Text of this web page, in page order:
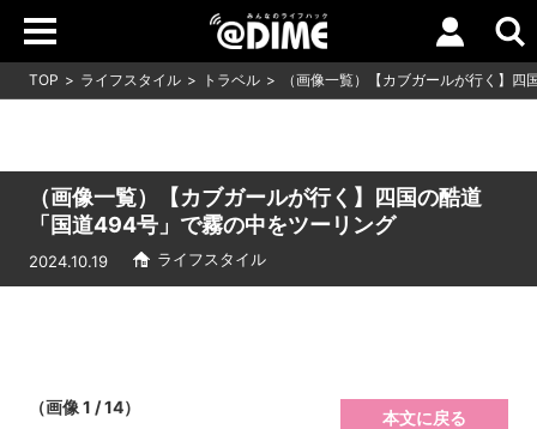
TOP ライフスタイル トラベル （画像一覧）【カブガールが行く】
（画像一覧）【カブガールが行く】四国の酷道
「国道494号」で霧の中をツーリング
2024.10.19 ライフスタイル
（画像 1 / 14）
本文に戻る